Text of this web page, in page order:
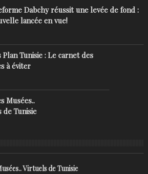
Dabchy réussit une levée de fond :
lancée en vue!
Plan Tunisie : Le carnet des
à éviter
Musées..
de Tunisie
Virtuels de Tunisie